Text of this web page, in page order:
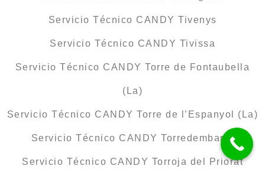
Servicio Técnico CANDY Tivenys
Servicio Técnico CANDY Tivissa
Servicio Técnico CANDY Torre de Fontaubella
(La)
Servicio Técnico CANDY Torre de l’Espanyol (La)
Servicio Técnico CANDY Torredembarra
Servicio Técnico CANDY Torroja del Priorat